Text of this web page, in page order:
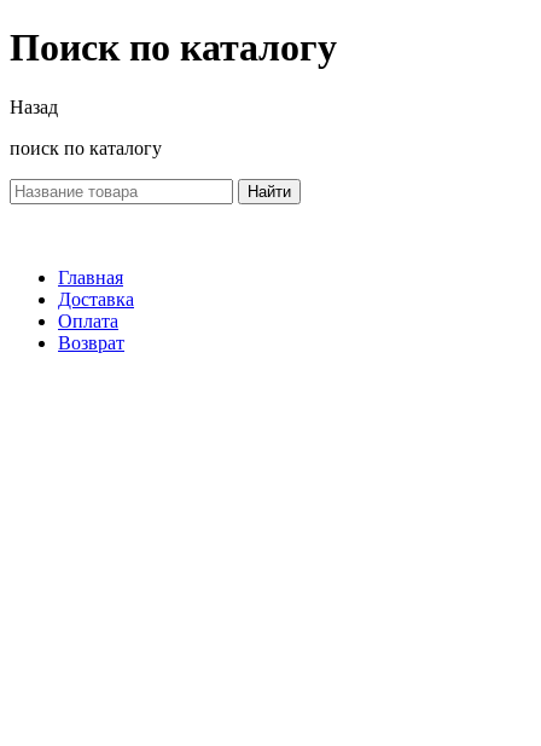
Поиск по каталогу
Назад
поиск по каталогу
Найти
Главная
Доставка
Оплата
Возврат